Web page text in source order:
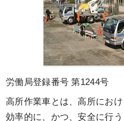
労働局登録番号 第1244号
高所作業車とは、高所にお
効率的に、かつ、安全に行